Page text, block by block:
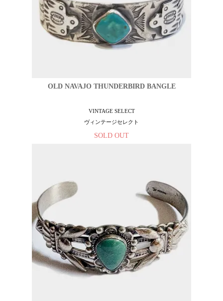
OLD NAVAJO THUNDERBIRD BANGLE
VINTAGE SELECT
ヴィンテージセレクト
SOLD OUT